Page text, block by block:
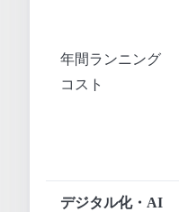
年間ランニング
コスト
デジタル化・AI